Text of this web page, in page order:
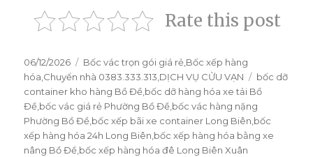
Rate this post
Đăng
vào
ngày
06/12/2026
Danh
mục
Bốc vác trọn gói giá rẻ Bốc xếp hàng
hóa Chuyển nhà 0383.333.313 DỊCH VỤ CỬU VẠN Thẻ
bốc dỡ
container kho hàng Bồ Đề bốc dỡ hàng hóa xe tải Bồ
Đề bốc vác giá rẻ Phường Bồ Đề bốc vác hàng nặng
Phường Bồ Đề bốc xếp bãi xe container Long Biên bốc
xếp hàng hóa 24h Long Biên bốc xếp hàng hóa bằng xe
nâng Bồ Đề bốc xếp hàng hóa đê Long Biên Xuân